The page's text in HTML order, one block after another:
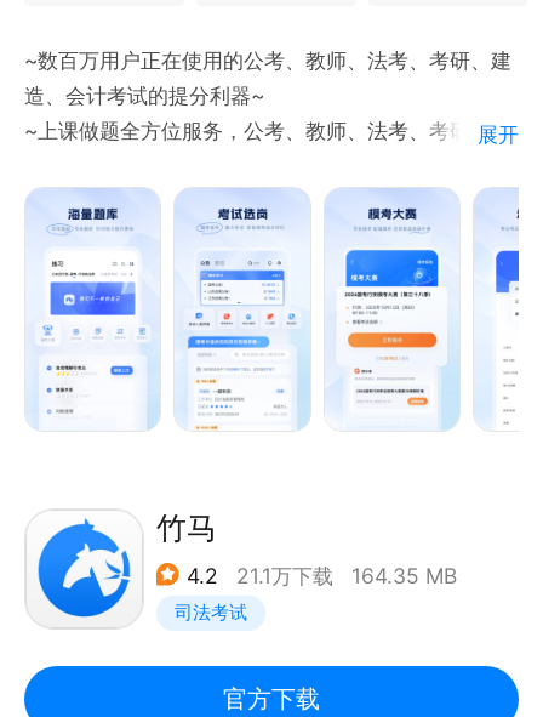
~数百万用户正在使用的公考、教师、法考、考研、建
造、会计考试的提分利器~
~上课做题全方位服务，公考、教师、法考、考研、建
功能特点
1 全面覆盖多个考试类型：目标考试类型覆盖公务员，
教师，司考三大类，根据考试目标提供不同的题库和直
播课。
2 同步提供全国真题与考试练习，答案解析均由授权名
师共同编辑审核，专项练习，各个击破。
4 练习详细解析：提供优质详细解析过程及解题思路，
快速诊断考点，全面掌握考点学习的方法。
5 在线直播课：全国名师直播课程，可实时参与互动，
体验真实上课场景，课程无限次回放。
的体验。所有课程任意缓存，随时随地想看就看。
展开
竹马
4.2 21.1万下载 164.35 MB
司法考试
官方下载